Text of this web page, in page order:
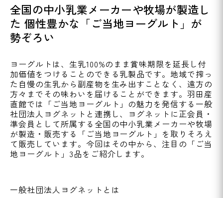
全国の中小乳業メーカーや牧場が製造し
た 個性豊かな「ご当地ヨーグルト」が
勢ぞろい
ヨーグルトは、生乳100%のまま賞味期限を延長し付
加価値をつけることのできる乳製品です。地域で搾っ
た自慢の生乳から副産物を生み出すことなく、遠方の
方々までその味わいを届けることができます。羽田産
直館では「ご当地ヨーグルト」の魅力を発信する一般
社団法人ヨグネットと連携し、ヨグネットに正会員・
準会員として所属する全国の中小乳業メーカーや牧場
が製造・販売する「ご当地ヨーグルト」を取りそろえ
て販売しています。今回はその中から、注目の「ご当
地ヨーグルト」3品をご紹介します。
一般社団法人ヨグネットとは